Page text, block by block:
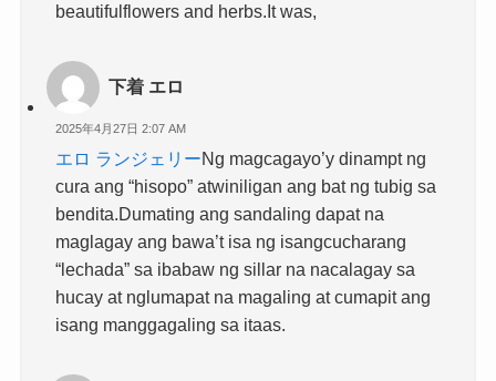
beautifulflowers and herbs.It was,
下着 エロ
2025年4月27日 2:07 AM
エロ ランジェリーNg magcagayo’y dinampt ng
cura ang “hisopo” atwiniligan ang bat ng tubig sa
bendita.Dumating ang sandaling dapat na
maglagay ang bawa’t isa ng isangcucharang
“lechada” sa ibabaw ng sillar na nacalagay sa
hucay at nglumapat na magaling at cumapit ang
isang manggagaling sa itaas.